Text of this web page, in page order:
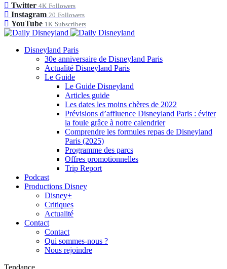
Twitter 4K Followers
Instagram 20 Followers
YouTube 1K Subscribers
Disneyland Paris
30e anniversaire de Disneyland Paris
Actualité Disneyland Paris
Le Guide
Le Guide Disneyland
Articles guide
Les dates les moins chères de 2022
Prévisions d’affluence Disneyland Paris : éviter
la foule grâce à notre calendrier
Comprendre les formules repas de Disneyland
Paris (2025)
Programme des parcs
Offres promotionnelles
Trip Report
Podcast
Productions Disney
Disney+
Critiques
Actualité
Contact
Contact
Qui sommes-nous ?
Nous rejoindre
Tendance